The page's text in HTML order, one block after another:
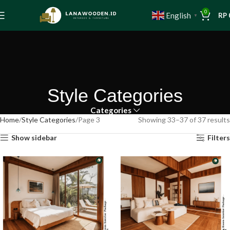
English ▼
0 RP
Style Categories
Categories
Home Style Categories Page 3 Showing 33–37 of 37 results
Show sidebar Filters